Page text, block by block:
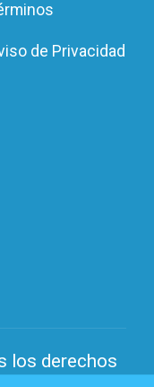
de Privacidad
los derechos